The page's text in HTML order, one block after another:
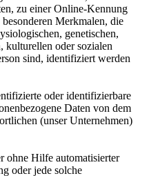
zu einer Online-Kennung
Merkmalen, die
genetischen,
kulturellen oder sozialen
sind, identifiziert werden
oder identifizierbare
Daten von dem
(unser Unternehmen)
ohne Hilfe automatisierter
oder jede solche